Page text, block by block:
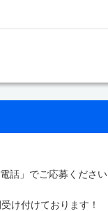
話」でご応募ください
け付けております！